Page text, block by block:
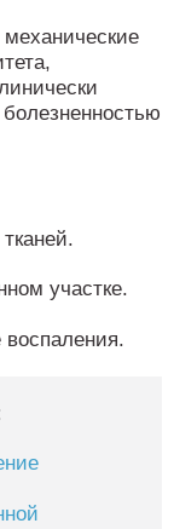
участке.
воспаления.